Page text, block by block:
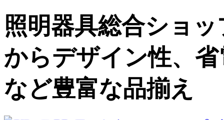
照明器具総合ショ
からデザイン性、
など豊富な品揃え